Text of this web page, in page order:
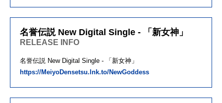
名誉伝説 New Digital Single - 「新女神」
RELEASE INFO
名誉伝説 New Digital Single - 「新女神」
https://MeiyoDensetsu.lnk.to/NewGoddess